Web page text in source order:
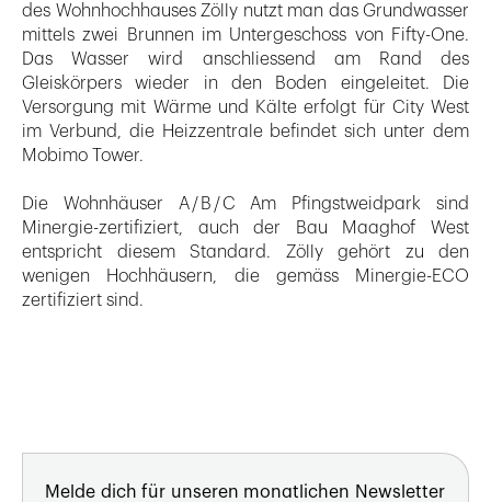
des Wohnhochhauses Zölly nutzt man das Grundwasser
mittels zwei Brunnen im Untergeschoss von Fifty-One.
Das Wasser wird anschliessend am Rand des
Gleiskörpers wieder in den Boden eingeleitet. Die
Versorgung mit Wärme und Kälte erfolgt für City West
im Verbund, die Heizzentrale befindet sich unter dem
Mobimo Tower.
Die Wohnhäuser A / B / C Am Pfingstweidpark sind
Minergie-zertifiziert, auch der Bau Maaghof West
entspricht diesem Standard. Zölly gehört zu den
wenigen Hochhäusern, die gemäss Minergie-ECO
zertifiziert sind.
Melde dich für unseren monatlichen Newsletter